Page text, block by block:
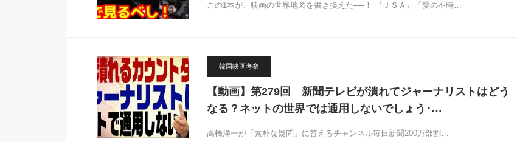
この1本が、映画の世界地図を書き換えた──！ 『ＪＳＡ』「愛の不時…
韓国映画考察
【動画】第279回 新聞テレビが潰れてジャーナリストはどう
なる？ネットの世界では通用しないでしょう･…
髙橋洋一が「素朴な疑問」に答えるチャンネル毎日新聞200万部割…